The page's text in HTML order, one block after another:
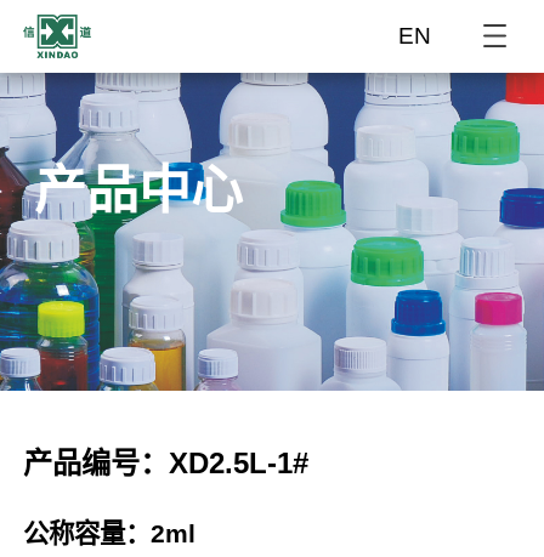
EN
产品中心
产品编号：XD2.5L-1#
公称容量：2ml